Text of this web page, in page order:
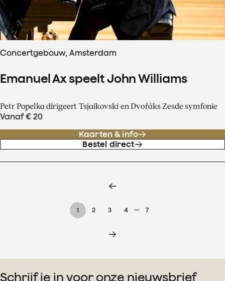
Concertgebouw, Amsterdam
Emanuel Ax speelt John Williams
Petr Popelka dirigeert Tsjaikovski en Dvořáks Zesde symfonie
Vanaf € 20
Kaarten & info
Bestel direct
1 2 3 4 … 7
Schrijf je in voor onze nieuwsbrief